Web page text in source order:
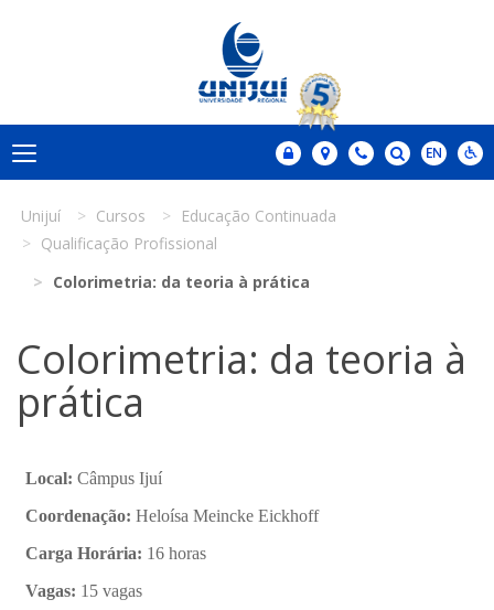
Unijuí Cursos
Educação Continuada
Qualificação Profissional
Colorimetria: da teoria à prática
Colorimetria: da teoria à
prática